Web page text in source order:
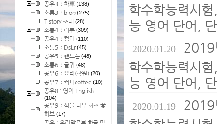
공유3：차車 (138)
소통3：blog (275)
Tistory 초대 (28)
소통4：리뷰 (309)
공유4：컴터 (110)
소통5：DsLr(45)
공유5：핸드폰 (48)
소통6：글귀 (48)
공유6：요리(학원) (20)
공유7：커피coffee (10)
공유8 : 영어 English
(104)
공유9：식물 나무 화초 꽃
허브 (17)
공유 : 우리말공부 한글 맞
학수학능력시
능 영어 단어,
2020.01.20 2019
학수학능력시
능 영어 단어,
2020.01.19 2019